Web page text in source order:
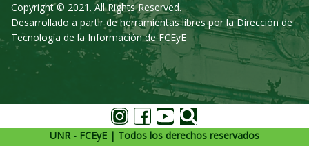
Copyright © 2021. All Rights Reserved.
Desarrollado a partir de herramientas libres por la Dirección de
Tecnología de la Información de FCEyE
UNR - FCEyE | Todos los derechos reservados